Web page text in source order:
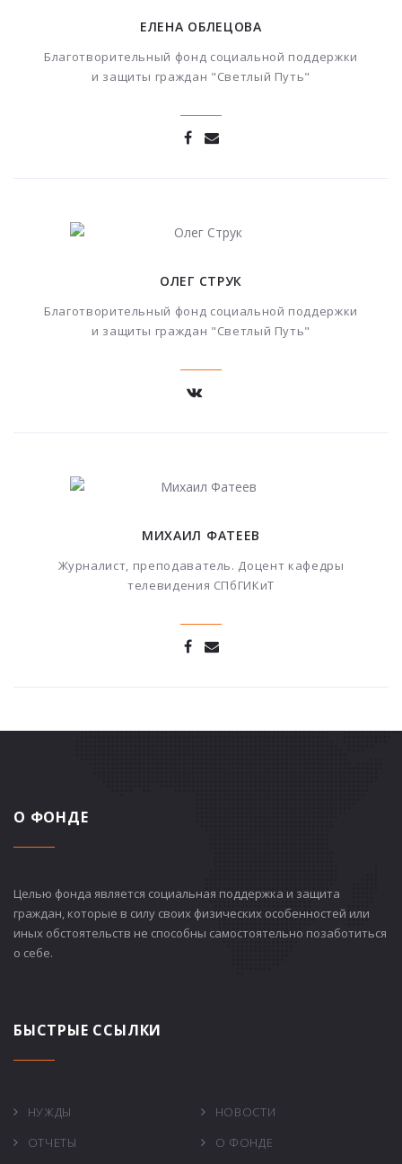
ЕЛЕНА ОБЛЕЦОВА
Благотворительный фонд социальной поддержки
и защиты граждан "Светлый Путь"
ОЛЕГ СТРУК
Благотворительный фонд социальной поддержки
и защиты граждан "Светлый Путь"
МИХАИЛ ФАТЕЕВ
Журналист, преподаватель. Доцент кафедры
телевидения СПбГИКиТ
О ФОНДЕ
Целью фонда является социальная поддержка и защита
граждан, которые в силу своих физических особенностей или
иных обстоятельств не способны самостоятельно позаботиться
о себе.
БЫСТРЫЕ ССЫЛКИ
НУЖДЫ
НОВОСТИ
ОТЧЕТЫ
О ФОНДЕ